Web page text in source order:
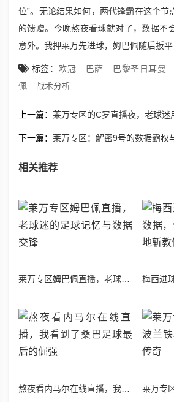
位”。无论结果如何，两代锋霸在这个节
的馈赠。今晚熬夜看球就对了，数据不
意外。我押莱万先进球，姆巴佩随后扳平
标签： 欧冠 巴萨 巴黎圣日耳曼
佩
战术分析
上一篇： 莱万专区的C罗直播夜，老球迷用
下一篇： 莱万专区：解密9号的数据霸权
相关推荐
莱万专区姆巴佩直播，老球迷的足球记忆与数据交锋